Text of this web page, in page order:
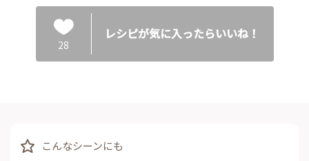
28
レシピが気に入ったらいいね！
こんなシーンにも